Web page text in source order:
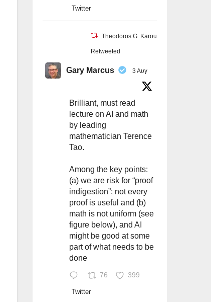
Twitter
Theodoros G. Karounos
Retweeted
Gary Marcus 3 Αυγ
Brilliant, must read
lecture on AI and math
by leading
mathematician Terence
Tao.
Among the key points:
(a) we are risk for “proof
indigestion”; not every
proof is useful and (b)
math is not uniform (see
figure below), and AI
might be good at some
part of what needs to be
done
76 399
Twitter